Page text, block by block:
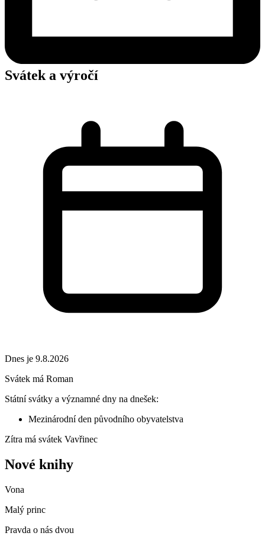
Svátek a výročí
Dnes je 9.8.2026
Svátek má Roman
Státní svátky a významné dny na dnešek:
Mezinárodní den původního obyvatelstva
Zítra má svátek Vavřinec
Nové knihy
Vona
Malý princ
Pravda o nás dvou